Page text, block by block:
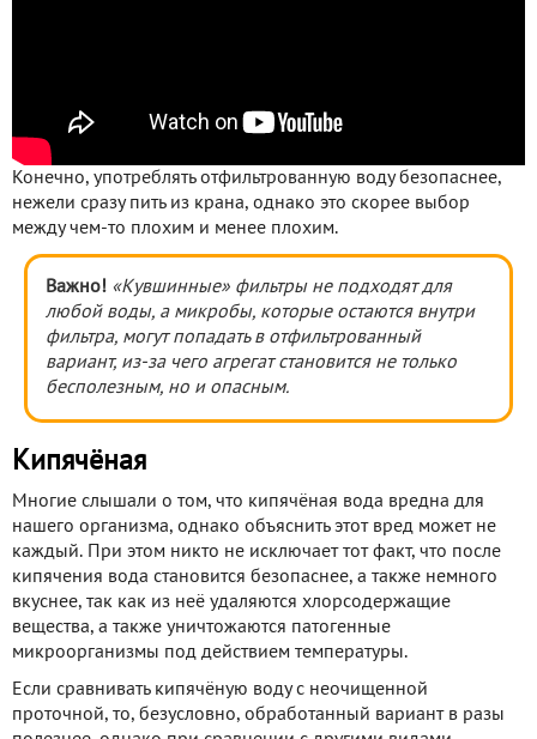
Конечно, употреблять отфильтрованную воду безопаснее,
нежели сразу пить из крана, однако это скорее выбор
между чем-то плохим и менее плохим.
Важно! «Кувшинные» фильтры не подходят для
любой воды, а микробы, которые остаются внутри
фильтра, могут попадать в отфильтрованный
вариант, из-за чего агрегат становится не только
бесполезным, но и опасным.
Кипячёная
Многие слышали о том, что кипячёная вода вредна для
нашего организма, однако объяснить этот вред может не
каждый. При этом никто не исключает тот факт, что после
кипячения вода становится безопаснее, а также немного
вкуснее, так как из неё удаляются хлорсодержащие
вещества, а также уничтожаются патогенные
микроорганизмы под действием температуры.
Если сравнивать кипячёную воду с неочищенной
проточной, то, безусловно, обработанный вариант в разы